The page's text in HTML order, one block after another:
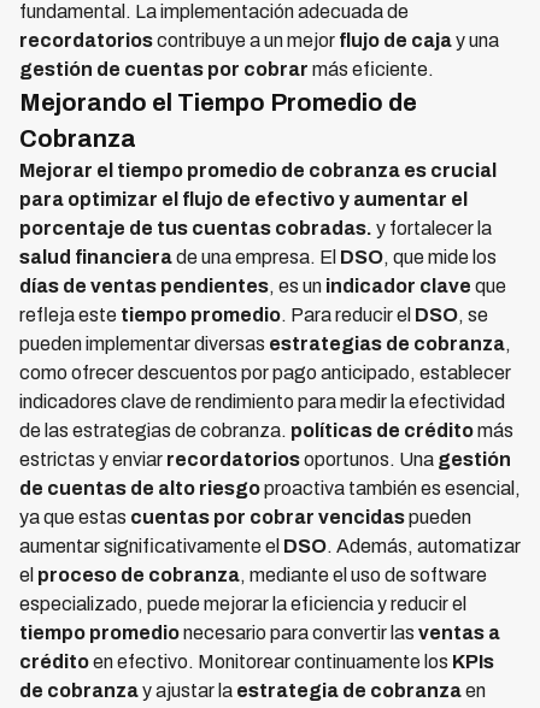
fundamental. La implementación adecuada de
recordatorioscontribuye a un mejor flujo de cajay una
gestión de cuentas por cobrar más eficiente.
Mejorando el Tiempo Promedio de
Cobranza
Mejorar el tiempo promedio de cobranza es crucial
para optimizar el flujo de efectivo y aumentar el
porcentaje de tus cuentas cobradas. y fortalecer la
salud financierade una empresa. El DSO, que mide los
días de ventas pendientes, es un indicador clave que
refleja este tiempo promedio. Para reducir el DSO, se
pueden implementar diversas estrategias de cobranza,
como ofrecer descuentos por pago anticipado, establecer
indicadores clave de rendimiento para medir la efectividad
de las estrategias de cobranza. políticas de créditomás
estrictas y enviar recordatoriosoportunos. Una gestión
de cuentas de alto riesgoproactiva también es esencial,
ya que estas cuentas por cobrar vencidaspueden
aumentar significativamente el DSO. Además, automatizar
el proceso de cobranza, mediante el uso de software
especializado, puede mejorar la eficiencia y reducir el
tiempo promedionecesario para convertir las ventas a
créditoen efectivo. Monitorear continuamente los KPIs
de cobranzay ajustar la estrategia de cobranzaen